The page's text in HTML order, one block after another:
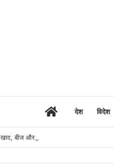
Homeदेश विदेश
खाद, बीज और उर्वरकों की समय पर उपलब्धता से